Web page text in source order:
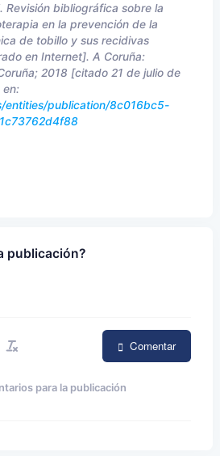
Revisión bibliográfica sobre la
en la prevención de la
de tobillo y sus recidivas
en Internet]. A Coruña:
2018 [citado 21 de julio de
en:
entities/publication/8c016bc5-
publicación?
Comentar
para la publicación